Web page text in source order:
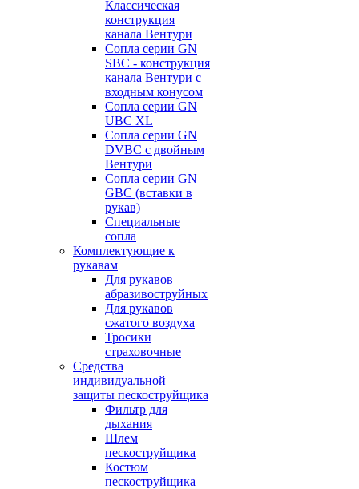
Классическая
конструкция
канала Вентури
Сопла серии GN
SBC - конструкция
канала Вентури c
входным конусом
Сопла серии GN
UBC XL
Сопла серии GN
DVBC с двойным
Вентури
Сопла серии GN
GBC (вставки в
рукав)
Специальные
сопла
Комплектующие к
рукавам
Для рукавов
абразивоструйных
Для рукавов
сжатого воздуха
Тросики
страховочные
Средства
индивидуальной
защиты пескоструйщика
Фильтр для
дыхания
Шлем
пескоструйщика
Костюм
пескоструйщика